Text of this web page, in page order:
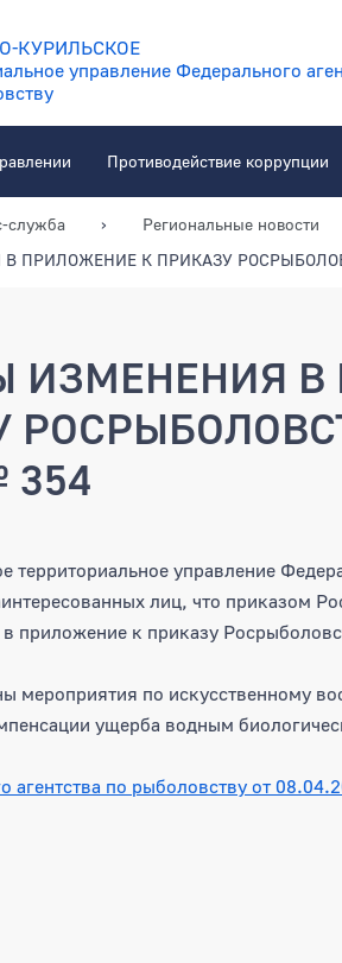
КУРИЛЬСКОЕ
управление Федерального
Противодействие коррупции
служба Региональные новости
ПРИЛОЖЕНИЕ К ПРИКАЗУ
ИЗМЕНЕНИЯ
354
В
территориальное управление
лиц, что приказом
приложение к приказу
мероприятия по искусственному
ущерба водным
агентства по рыболовству от